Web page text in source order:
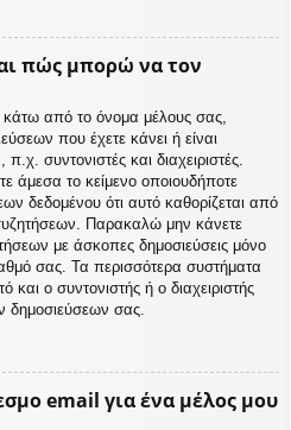
πώς μπορώ να τον
κάτω από το όνομα μέλους σας,
που έχετε κάνει ή είναι
συντονιστές και διαχειριστές.
άμεσα το κείμενο οποιουδήποτε
δεδομένου ότι αυτό καθορίζεται από
Παρακαλώ μην κάνετε
με άσκοπες δημοσιεύσεις μόνο
σας. Τα περισσότερα συστήματα
και ο συντονιστής ή ο διαχειριστής
δημοσιεύσεων σας.
email για ένα μέλος μου